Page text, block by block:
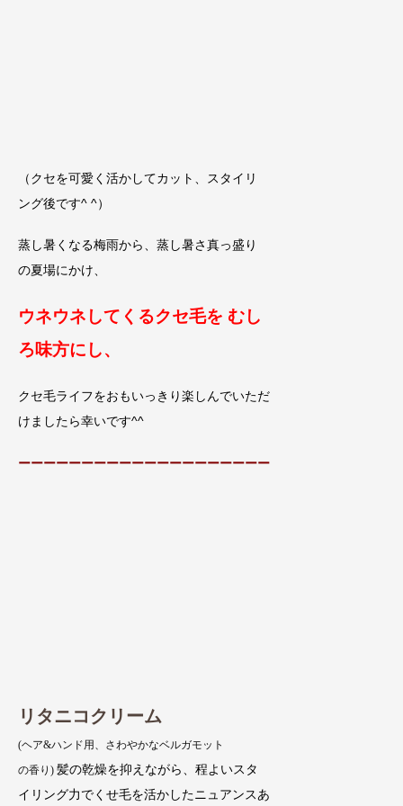
（クセを可愛く活かしてカット、スタイリ
ング後です^ ^）
蒸し暑くなる梅雨から、蒸し暑さ真っ盛り
の夏場にかけ、
ウネウネ してくるクセ毛を むし
ろ味方にし、
クセ毛ライフをおもいっきり楽しんでいただ
けましたら幸いです^^
ーーーーーーーーーーーーーーーーーーーー
リタニコクリーム
(ヘア&ハンド用、さわやかなベルガモット
の香り) 髪の乾燥を抑えながら、程よいスタ
イリング力でくせ毛を活かしたニュアンスあ